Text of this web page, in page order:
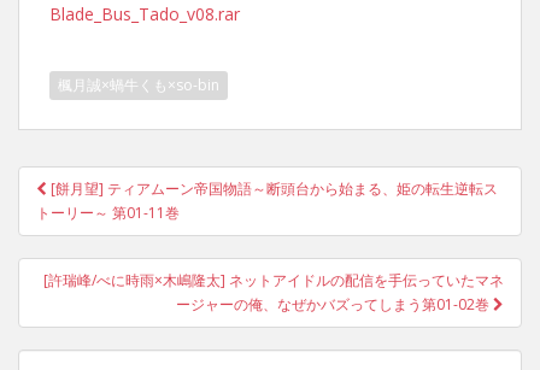
Blade_Bus_Tado_v08.rar
楓月誠×蝸牛くも×so-bin
Post
navigation
[餅月望] ティアムーン帝国物語～断頭台から始まる、姫の転生逆転ス
トーリー～ 第01-11巻
[許瑞峰/べに時雨×木嶋隆太] ネットアイドルの配信を手伝っていたマネ
ージャーの俺、なぜかバズってしまう第01-02巻